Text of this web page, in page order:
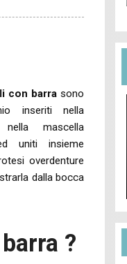
con barrasono
inseriti nella
mascella
uniti insieme
overdenture
dalla bocca
?